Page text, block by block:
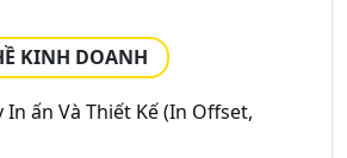
KINH DOANH
In ấn Và Thiết Kế (In Offset,